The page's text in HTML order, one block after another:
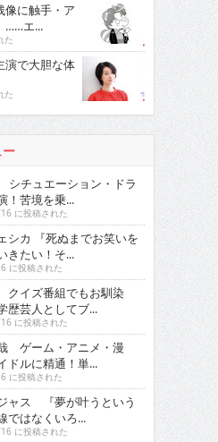
に触手・ア
……エ...
た
で大胆な体
た
ー
チュエーション・ドラ
！苦境を乗...
に投稿された
シカ 『死ぬまでお笑いを
きたい！そ...
に投稿された
イズ番組でもお馴染
歴芸人としてブ...
に投稿された
ゲーム・アニメ・漫
ドルに精通！単...
に投稿された
ャス 『夢が叶うという
ではなくいろ...
に投稿された